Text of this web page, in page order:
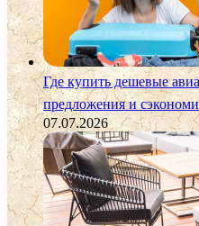
Где купить дешевые
предложения и
07.07.2026